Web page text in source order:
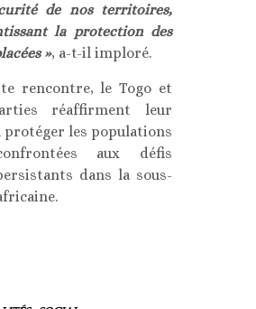
de nos territoires,
la protection des
», a-t-il imploré.
rencontre, le Togo et
réaffirment leur
protéger les populations
aux défis
dans la sous-